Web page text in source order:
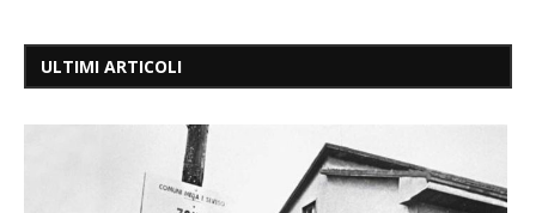
ULTIMI ARTICOLI